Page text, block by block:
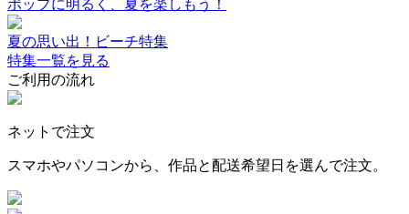
ポップに明るく、夏を楽しもう！
夏の思い出！ビーチ特集
特集一覧を見る
ご利用の流れ
ネットで注文
スマホやパソコンから、作品と配送希望日を選んで注文。